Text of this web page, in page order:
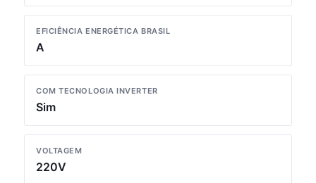
EFICIÊNCIA ENERGÉTICA BRASIL
A
COM TECNOLOGIA INVERTER
Sim
VOLTAGEM
220V